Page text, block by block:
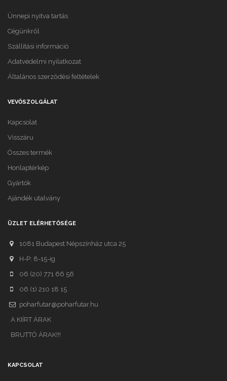
Ünnepi nyitva tartás
Cégünkről
Szállítási információ
Adatvédelmi nyilatkozat
Általános szerződési feltételek
VEVŐSZOLGÁLAT
Kapcsolat
Visszáru
Összes termék
Honlaptérkép
Gyártók
Ajándék utalvány
ÜZLET ELÉRHETŐSÉGE
1081 Budapest Népszínház utca 25
H-P: 8-15-ig
06 (20) 771 66 56
06 (1) 210 18 15
poharfutar@poharfutar.hu
A KIÍRT ÁRAK
BRUTTÓ ÁRAK!!!
KAPCSOLAT